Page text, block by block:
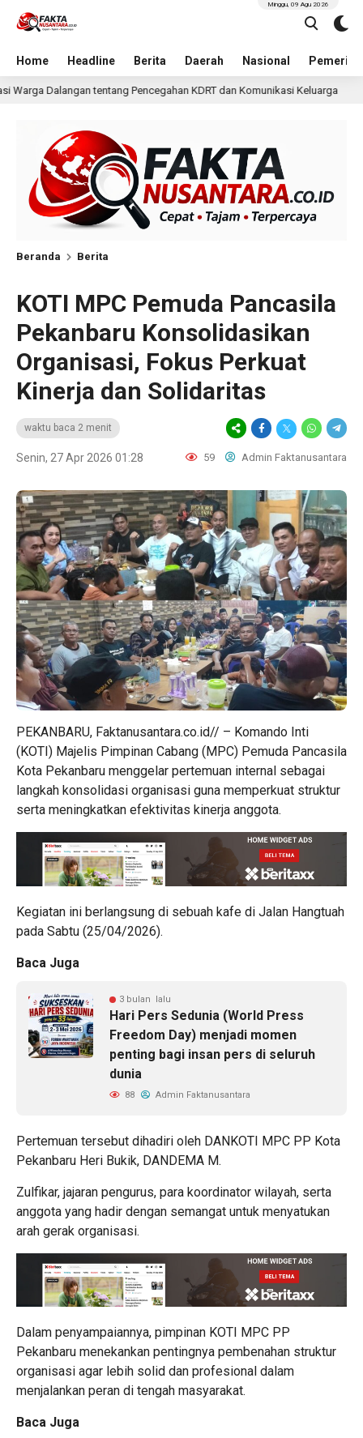
Home Headline Berita Daerah Nasional
Minggu, 09 Agu 2026
KDRT dan Komunikasi Keluarga 1 hari lalu KKN Undip
Beranda Berita
KOTI MPC Pemuda Pancasila
Pekanbaru Konsolidasikan
Organisasi, Fokus Perkuat
Kinerja dan Solidaritas
waktu baca 2 menit
Senin, 27 Apr 2026 01:28 59 Admin Faktanusantara
PEKANBARU, Faktanusantara.co.id// – Komando Inti
(KOTI) Majelis Pimpinan Cabang (MPC) Pemuda Pancasila
Kota Pekanbaru menggelar pertemuan internal sebagai
langkah konsolidasi organisasi guna memperkuat struktur
serta meningkatkan efektivitas kinerja anggota.
Kegiatan ini berlangsung di sebuah kafe di Jalan Hangtuah
pada Sabtu (25/04/2026).
Baca Juga
3 bulan lalu
Hari Pers Sedunia (World Press
Freedom Day) menjadi momen
penting bagi insan pers di seluruh
dunia
88 Admin Faktanusantara
Pertemuan tersebut dihadiri oleh DANKOTI MPC PP Kota
Pekanbaru Heri Bukik, DANDEMA M.
Zulfikar, jajaran pengurus, para koordinator wilayah, serta
anggota yang hadir dengan semangat untuk menyatukan
arah gerak organisasi.
Dalam penyampaiannya, pimpinan KOTI MPC PP
Pekanbaru menekankan pentingnya pembenahan struktur
organisasi agar lebih solid dan profesional dalam
menjalankan peran di tengah masyarakat.
Baca Juga